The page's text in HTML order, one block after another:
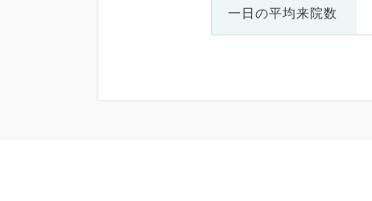
一日の平均来院数